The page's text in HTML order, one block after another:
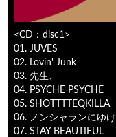
<CD：disc1>
01. JUVES
02. Lovin' Junk
03. 先生、
04. PSYCHE PSYCHE
05. SHOTTTTEQKILLA
06. ノンシャランにゆ
07. STAY BEAUTIFUL